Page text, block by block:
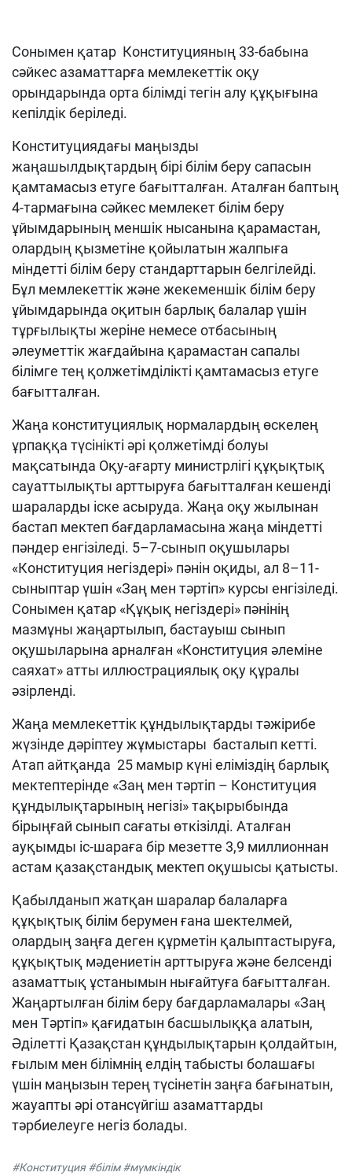
Сонымен қатар Конституцияның 33-бабына
сәйкес азаматтарға мемлекеттік оқу
орындарында орта білімді тегін алу құқығына
кепілдік беріледі.
Конституциядағы маңызды
жаңашылдықтардың бірі білім беру сапасын
қамтамасыз етуге бағытталған. Аталған баптың
4-тармағына сәйкес мемлекет білім беру
ұйымдарының меншік нысанына қарамастан,
олардың қызметіне қойылатын жалпыға
міндетті білім беру стандарттарын белгілейді.
Бұл мемлекеттік және жекеменшік білім беру
ұйымдарында оқитын барлық балалар үшін
тұрғылықты жеріне немесе отбасының
әлеуметтік жағдайына қарамастан сапалы
білімге тең қолжетімділікті қамтамасыз етуге
бағытталған.
Жаңа конституциялық нормалардың өскелең
ұрпаққа түсінікті әрі қолжетімді болуы
мақсатында Оқу-ағарту министрлігі құқықтық
сауаттылықты арттыруға бағытталған кешенді
шараларды іске асыруда. Жаңа оқу жылынан
бастап мектеп бағдарламасына жаңа міндетті
пәндер енгізіледі. 5–7-сынып оқушылары
«Конституция негіздері» пәнін оқиды, ал 8–11-
сыныптар үшін «Заң мен тәртіп» курсы енгізіледі.
Сонымен қатар «Құқық негіздері» пәнінің
мазмұны жаңартылып, бастауыш сынып
оқушыларына арналған «Конституция әлеміне
саяхат» атты иллюстрациялық оқу құралы
әзірленді.
Жаңа мемлекеттік құндылықтарды тәжірибе
жүзінде дәріптеу жұмыстары басталып кетті.
Атап айтқанда 25 мамыр күні еліміздің барлық
мектептерінде «Заң мен тәртіп – Конституция
құндылықтарының негізі» тақырыбында
бірыңғай сынып сағаты өткізілді. Аталған
ауқымды іс-шараға бір мезетте 3,9 миллионнан
астам қазақстандық мектеп оқушысы қатысты.
Қабылданып жатқан шаралар балаларға
құқықтық білім берумен ғана шектелмей,
олардың заңға деген құрметін қалыптастыруға,
құқықтық мәдениетін арттыруға және белсенді
азаматтық ұстанымын нығайтуға бағытталған.
Жаңартылған білім беру бағдарламалары «Заң
мен Тәртіп» қағидатын басшылыққа алатын,
Әділетті Қазақстан құндылықтарын қолдайтын,
ғылым мен білімнің елдің табысты болашағы
үшін маңызын терең түсінетін заңға бағынатын,
жауапты әрі отансүйгіш азаматтарды
тәрбиелеуге негіз болады.
#Конституция #білім #мүмкіндік